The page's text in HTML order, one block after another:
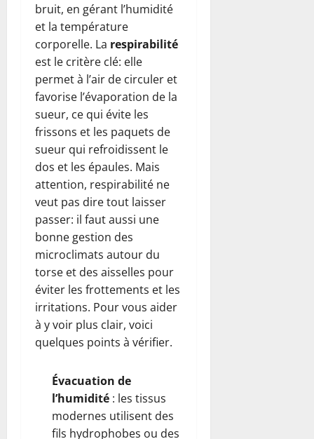
bruit, en gérant l’humidité
et la température
corporelle. La respirabilité
est le critère clé: elle
permet à l’air de circuler et
favorise l’évaporation de la
sueur, ce qui évite les
frissons et les paquets de
sueur qui refroidissent le
dos et les épaules. Mais
attention, respirabilité ne
veut pas dire tout laisser
passer: il faut aussi une
bonne gestion des
microclimats autour du
torse et des aisselles pour
éviter les frottements et les
irritations. Pour vous aider
à y voir plus clair, voici
quelques points à vérifier.
Évacuation de
l’humidité : les tissus
modernes utilisent des
fils hydrophobes ou des